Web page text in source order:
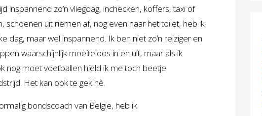
inspannend zo’n vliegdag, inchecken, koffers, taxi of
schoenen uit riemen af, nog even naar het toilet, heb ik
dag, maar wel inspannend. Ik ben niet zo’n reiziger en
waarschijnlijk moeiteloos in en uit, maar als ik
nog moet voetballen hield ik me toch beetje
Het kan ook te gek hè.
bondscoach van België, heb ik